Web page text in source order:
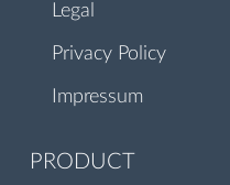
Legal
Privacy Policy
Impressum
PRODUCT